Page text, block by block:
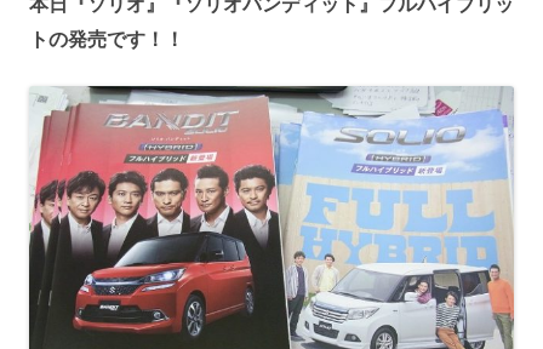
トの発売です！！